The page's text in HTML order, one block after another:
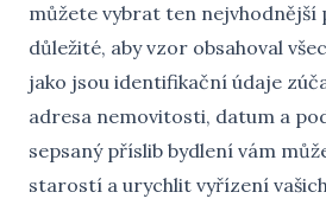
můžete vybrat ten nejvhodnější
důležité, aby vzor obsahoval
jako jsou identifikační údaje
adresa nemovitosti, datum a
sepsaný příslib bydlení vám
starostí a urychlit vyřízení